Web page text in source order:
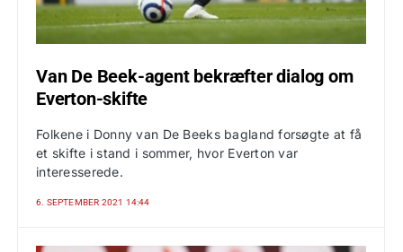
Van De Beek-agent bekræfter dialog om
Everton-skifte
Folkene i Donny van De Beeks bagland forsøgte at få
et skifte i stand i sommer, hvor Everton var
interesserede.
6. SEPTEMBER 2021 14:44